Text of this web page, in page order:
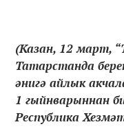
(Казан, 12 март,
Татарстанда
әнигә айлык
1 гыйнварыннан
Республика